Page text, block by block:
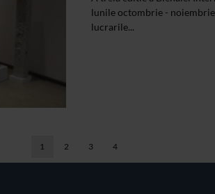
lunile octombrie -
lucrarile...
1 2 3 4